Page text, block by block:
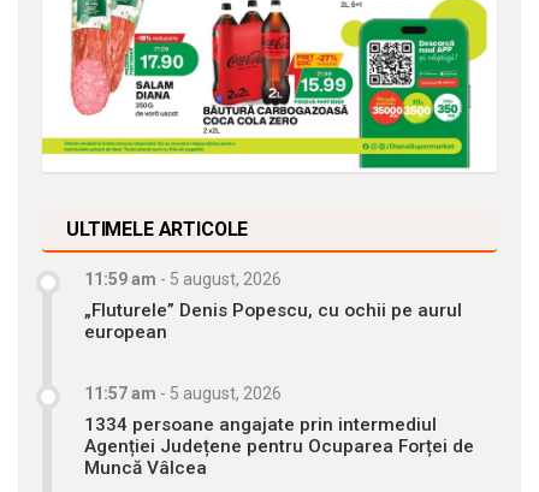
ULTIMELE ARTICOLE
11:59 am - 5 august, 2026
„Fluturele” Denis Popescu, cu ochii pe aurul
european
11:57 am - 5 august, 2026
1334 persoane angajate prin intermediul
Agenției Județene pentru Ocuparea Forței de
Muncă Vâlcea